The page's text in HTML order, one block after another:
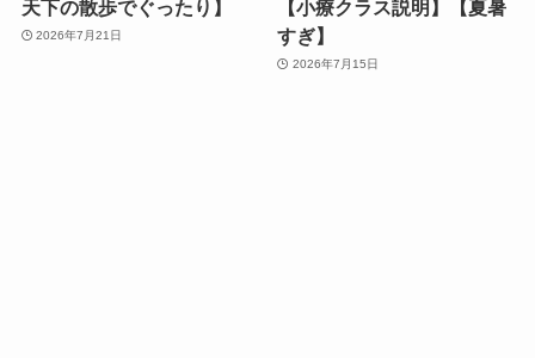
天下の散歩でぐったり】
2026年7月21日
【小療クラス説明】【夏暑
すぎ】
2026年7月15日